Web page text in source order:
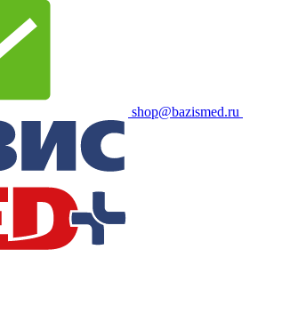
shop@bazismed.ru